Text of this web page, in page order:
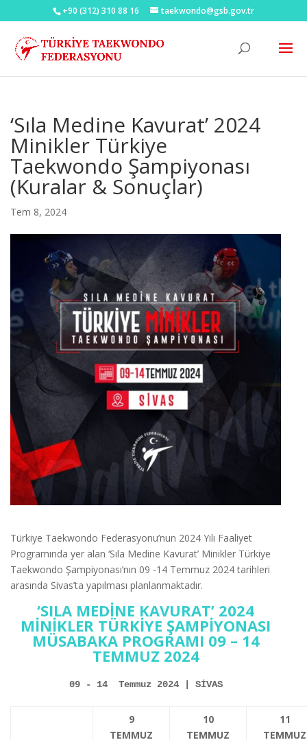
+90 (312) 310 88 16 taekwondo@gsb.gov.tr
‘Sıla Medine Kavurat’ 2024
Minikler Türkiye
Taekwondo Şampiyonası
(Kuralar & Sonuçlar)
Tem 8, 2024
Türkiye Taekwondo Federasyonu’nun 2024 Yılı Faaliyet
Programında yer alan ‘Sıla Medine Kavurat’ Minikler Türkiye
Taekwondo Şampiyonası’nın 09 -14 Temmuz 2024 tarihleri
arasında Sivas’ta yapılması planlanmaktadır.
‘SILA MEDİNE KAVURAT’ 2024
MİNİKLER TÜRKİYE ŞAMPİYONASI
MÜSABAKA PROGRAMI 09 – 14
TEMMUZ 2024
09 - 14  Temmuz 2024 | SİVAS
9
TEMMUZ
10
TEMMUZ
11
TEMMUZ